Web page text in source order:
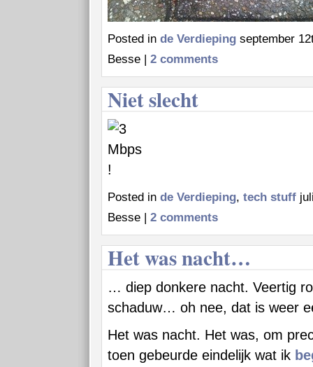
Posted in de Verdieping september
Besse | 2 comments
Niet slecht
Posted in de Verdieping, tech stuff
Besse | 2 comments
Het was nacht…
… diep donkere nacht. Veertig
schaduw… oh nee, dat is weer
Het was nacht. Het was, om
toen gebeurde eindelijk wat ik